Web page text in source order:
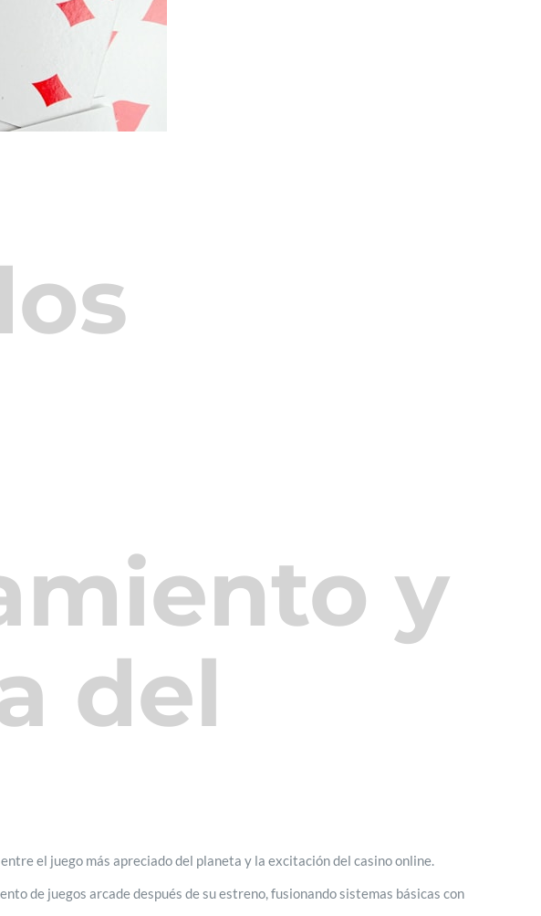
y
del
el juego más apreciado del planeta y la excitación del casino online.
de juegos arcade después de su estreno, fusionando sistemas básicas con